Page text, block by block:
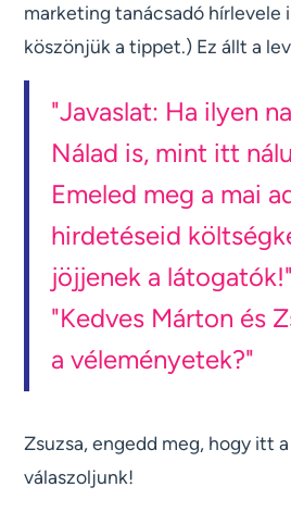
marketing tanácsadó hírlevele
köszönjük a tippet.) Ez állt a
"Javaslat: Ha ilyen
Nálad is, mint itt
Emeled meg a mai
hirdetéseid
jöjjenek a
"Kedves Márton és
a véleményetek?"
Zsuzsa, engedd meg, hogy itt
válaszoljunk!